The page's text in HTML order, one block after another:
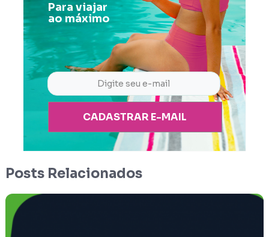
Para viajar
ao máximo
CADASTRAR E-MAIL
Posts Relacionados